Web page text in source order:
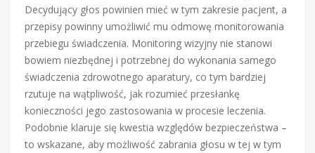
Decydujący głos powinien mieć w tym zakresie pacjent, a
przepisy powinny umożliwić mu odmowę monitorowania
przebiegu świadczenia. Monitoring wizyjny nie stanowi
bowiem niezbędnej i potrzebnej do wykonania samego
świadczenia zdrowotnego aparatury, co tym bardziej
rzutuje na wątpliwość, jak rozumieć przesłankę
konieczności jego zastosowania w procesie leczenia.
Podobnie klaruje się kwestia względów bezpieczeństwa –
to wskazane, aby możliwość zabrania głosu w tej w tym